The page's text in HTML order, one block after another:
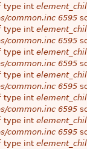
type int
common.inc 6595
type int
common.inc 6595
type int
common.inc 6595
type int
common.inc 6595
type int
common.inc 6595
type int
common.inc 6595
type int